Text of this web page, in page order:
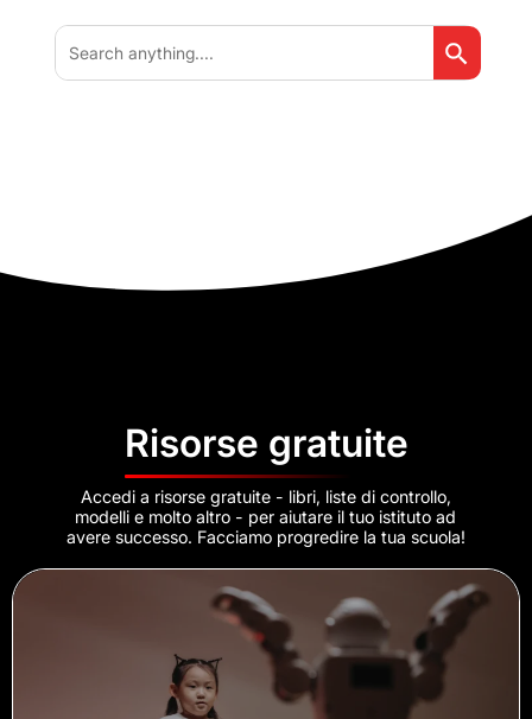
Search
for:
Search
Risorse gratuite
Accedi a risorse gratuite - libri, liste di controllo,
modelli e molto altro - per aiutare il tuo istituto ad
avere successo. Facciamo progredire la tua scuola!